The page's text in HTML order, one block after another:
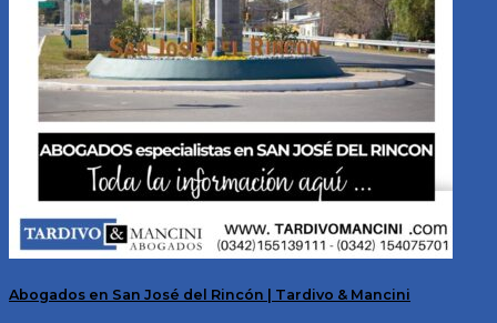
Abogados en San José del Rincón | Tardivo & Mancini